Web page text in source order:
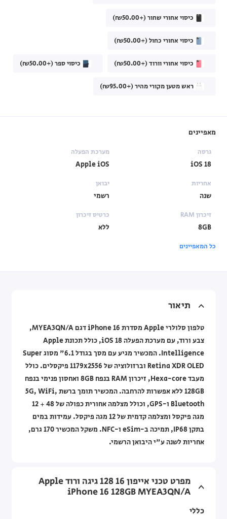
כיסוי אחורי שחור (+₪50.00)
כיסוי אחורי כחול (+₪50.00)
כיסוי אחורי וורוד (+₪50.00) כיסוי ספר (+₪50.00)
ראש מטען מקורי מהיר (+₪95.00)
מאפיינים
גרסה
iOS 18
מערכת הפעלה
Apple iOS
אחריות
שנה
יבואן
רשמי
זיכרון RAM
8GB
כרטיס זיכרון
ללא
כל המאפיינים
תיאור
טלפון סלולרי Apple מסדרת iPhone 16 דגם MYEA3QN/A,
צבע ורוד, עם מערכת הפעלה iOS 18, כולל תכונת Apple
Intelligence. המכשיר מגיע עם מסך בגודל 6.1" מסוג Super
Retina XDR OLED וברזולוציה של 1179x2556 פיקסלים. כולל
מעבד Hexa-core, זיכרון RAM בנפח 8GB ואחסון פנימי בנפח
128GB ללא אפשרות להרחבה. המכשיר תומך ברשת 5G, WiFi,
Bluetooth ו-GPS, וכולל מצלמה אחורית כפולה של 48 + 12
מגה פיקסל ומצלמה קדמית של 12 מגה פיקסל. עמידות במים
בתקן IP68, תמיכה ב-eSim ו-NFC. משקל המכשיר 170 גרם,
אחריות לשנה ע"י היבואן הרשמי.
מפרט טכני אייפון 16 128 גיגה ורוד Apple
iPhone 16 128GB MYEA3QN/A
כללי